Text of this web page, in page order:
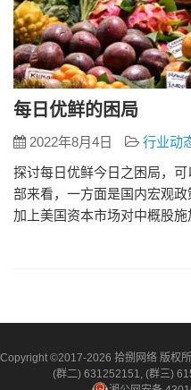
每日优鲜的困局
2022年8月4日 行业动
探讨每日优鲜今日之困局，
部来看，一方面是国内宏观政
加上美国资本市场对中概股
本市场无法很好地获得融资
参与竞争。 从…
Copyright ©2017-2026 拾捌网络 版权
(群二) 631252151, (群三)